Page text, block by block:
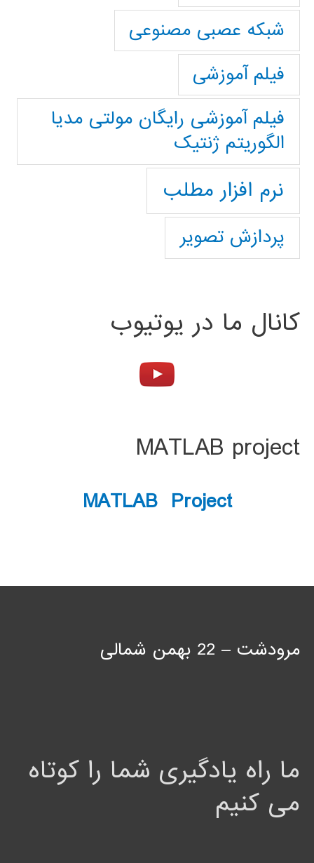
شبکه عصبی مصنوعی
فیلم آموزشی
فیلم آموزشی رایگان مولتی مدیا
الگوریتم ژنتیک
نرم افزار مطلب
پردازش تصویر
کانال ما در یوتیوب
MATLAB project
MATLAB Project
مرودشت – 22 بهمن شمالی
ما راه یادگیری شما را کوتاه
می کنیم